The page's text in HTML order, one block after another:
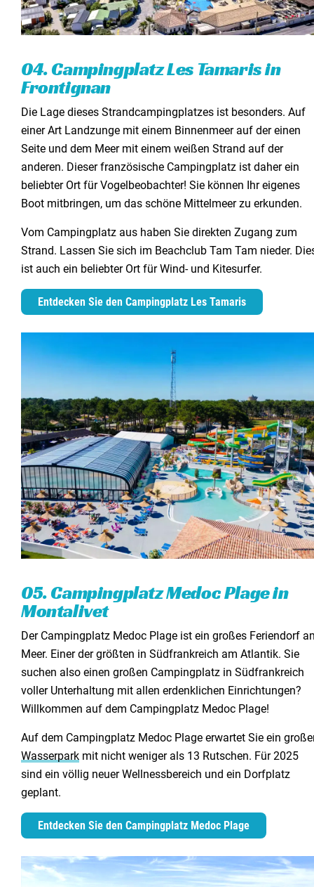
04. Campingplatz Les Tamaris in
Frontignan
Die Lage dieses Strandcampingplatzes ist besonders. Auf
einer Art Landzunge mit einem Binnenmeer auf der einen
Seite und dem Meer mit einem weißen Strand auf der
anderen. Dieser französische Campingplatz ist daher ein
beliebter Ort für Vogelbeobachter! Sie können Ihr eigenes
Boot mitbringen, um das schöne Mittelmeer zu erkunden.
Vom Campingplatz aus haben Sie direkten Zugang zum
Strand. Lassen Sie sich im Beachclub Tam Tam nieder.
ist auch ein beliebter Ort für Wind- und Kitesurfer.
Entdecken Sie den Campingplatz Les Tamaris
05. Campingplatz Medoc Plage in
Montalivet
Der Campingplatz Medoc Plage ist ein großes Feriendorf
Meer. Einer der größten in Südfrankreich am Atlantik. Sie
suchen also einen großen Campingplatz in Südfrankreich
voller Unterhaltung mit allen erdenklichen Einrichtungen?
Willkommen auf dem Campingplatz Medoc Plage!
Auf dem Campingplatz Medoc Plage erwartet Sie ein
Wasserpark mit nicht weniger als 13 Rutschen. Für 2025
sind ein völlig neuer Wellnessbereich und ein Dorfplatz
geplant.
Entdecken Sie den Campingplatz Medoc Plage